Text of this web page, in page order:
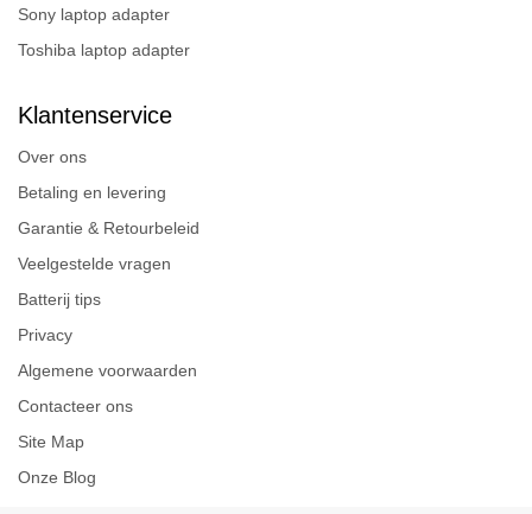
Sony laptop adapter
Toshiba laptop adapter
Klantenservice
Over ons
Betaling en levering
Garantie & Retourbeleid
Veelgestelde vragen
Batterij tips
Privacy
Algemene voorwaarden
Contacteer ons
Site Map
Onze Blog